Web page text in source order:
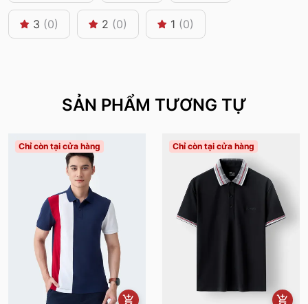
3 (0) 2 (0) 1 (0)
SẢN PHẨM TƯƠNG TỰ
Chỉ còn tại cửa hàng Chỉ còn tại cửa hàng